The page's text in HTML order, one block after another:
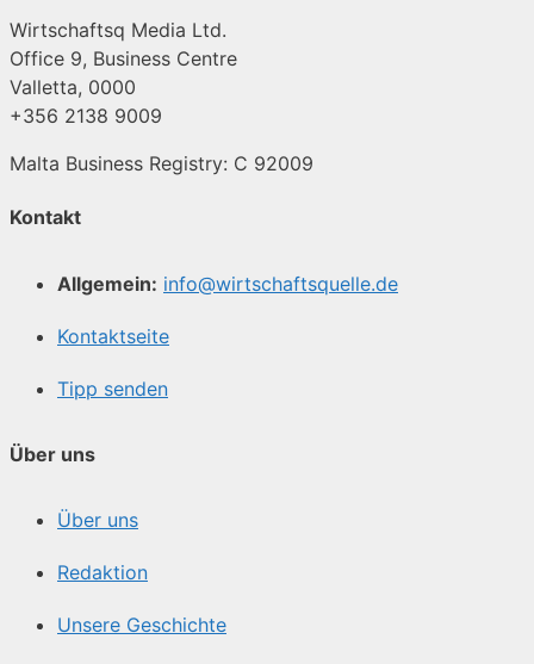
Wirtschaftsq Media Ltd.
Office 9, Business Centre
Valletta, 0000
+356 2138 9009
Malta Business Registry: C 92009
Kontakt
Allgemein: info@wirtschaftsquelle.de
Kontaktseite
Tipp senden
Über uns
Über uns
Redaktion
Unsere Geschichte